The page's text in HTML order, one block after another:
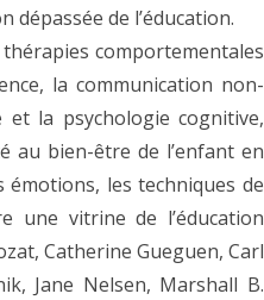
dépassée de l’éducation.
comportementales
la communication non-
la psychologie cognitive,
au bien-être de l’enfant en
émotions, les techniques de
une vitrine de l’éducation
Catherine Gueguen, Carl
Jane Nelsen, Marshall B.